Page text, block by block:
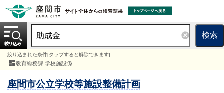
検索
絞り込まれた条件[タップすると解除できます]
教育総務課 学校施設係
座間市公立学校等施設整備計画